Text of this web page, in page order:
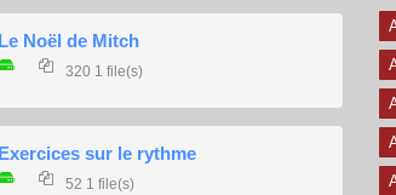
Le Noël de Mitch
320 1 file(s)
Exercices sur le rythme
52 1 file(s)